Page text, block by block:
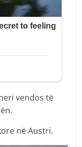
vendos të
në Austri.